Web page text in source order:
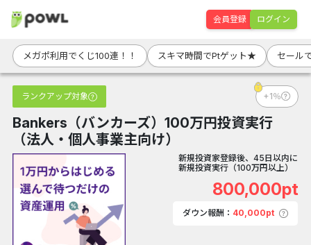
会員登録 ログイン
メガポ利用でくじ100連！！ スキマ時間でPtゲット★ セール
ランクアップ対象 +1％
Bankers（バンカーズ）100万円投資実行
（法人・個人事業主向け）
新規投資家登録後、45日以内に
新規投資実行（100万円以上）
800,000pt
ダウン報酬： 40,000pt